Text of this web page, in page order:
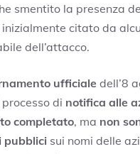
smentito la presenza
inizialmente citato da
dell’attacco.
ufficiale dell’8
di notifica alle
completato, ma non
pubblici sui nomi delle